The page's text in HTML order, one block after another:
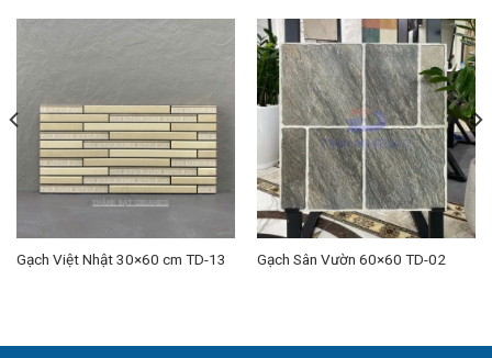
Gạch Việt Nhật 30×60 cm TD-13 Gạch Sân Vườn 60×60 TD-02